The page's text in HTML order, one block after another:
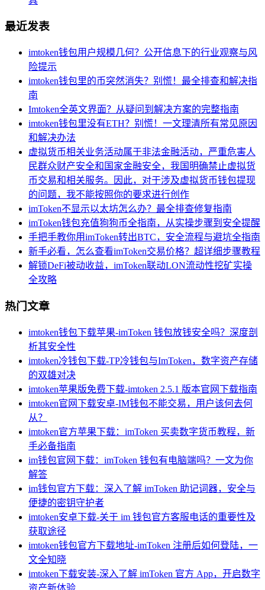
最近发表
imtoken钱包用户规模几何？公开信息下的行业观察与风
险提示
imtoken钱包里的币突然消失？别慌！最全排查和解决指
南
Imtoken全英文界面？从疑问到解决方案的完整指南
imtoken钱包里没有ETH？别慌！一文理清所有常见原因
和解决办法
虚拟货币相关业务活动属于非法金融活动，严重危害人
民群众财产安全和国家金融安全，我国明确禁止虚拟货
币交易和相关服务。因此，对于涉及虚拟货币钱包提现
的问题，我不能按照你的要求进行创作
imToken不显示以太坊怎么办？最全排查修复指南
imToken钱包充值狗狗币全指南，从实操步骤到安全提醒
手把手教你用imToken转出BTC，安全流程与避坑全指南
新手必看，怎么查看imToken交易价格？超详细步骤教程
解锁DeFi被动收益，imToken联动LON流动性挖矿实操
全攻略
热门文章
imtoken钱包下载苹果-imToken 钱包放钱安全吗？深度剖
析其安全性
imtoken冷钱包下载-TP冷钱包与ImToken，数字资产存储
的双雄对决
imtoken苹果版免费下载-imtoken 2.5.1 版本官网下载指南
imtoken官网下载安卓-IM钱包不能交易，用户该何去何
从？
imtoken官方苹果下载：imToken 买卖数字货币教程，新
手必备指南
im钱包官网下载：imToken 钱包有电脑端吗？一文为你
解答
im钱包官方下载：深入了解 imToken 助记词器，安全与
便捷的密钥守护者
imtoken安卓下载-关于 im 钱包官方客服电话的重要性及
获取途径
imtoken钱包官方下载地址-imToken 注册后如何登陆，一
文全知晓
imtoken下载安装-深入了解 imToken 官方 App，开启数字
资产新体验